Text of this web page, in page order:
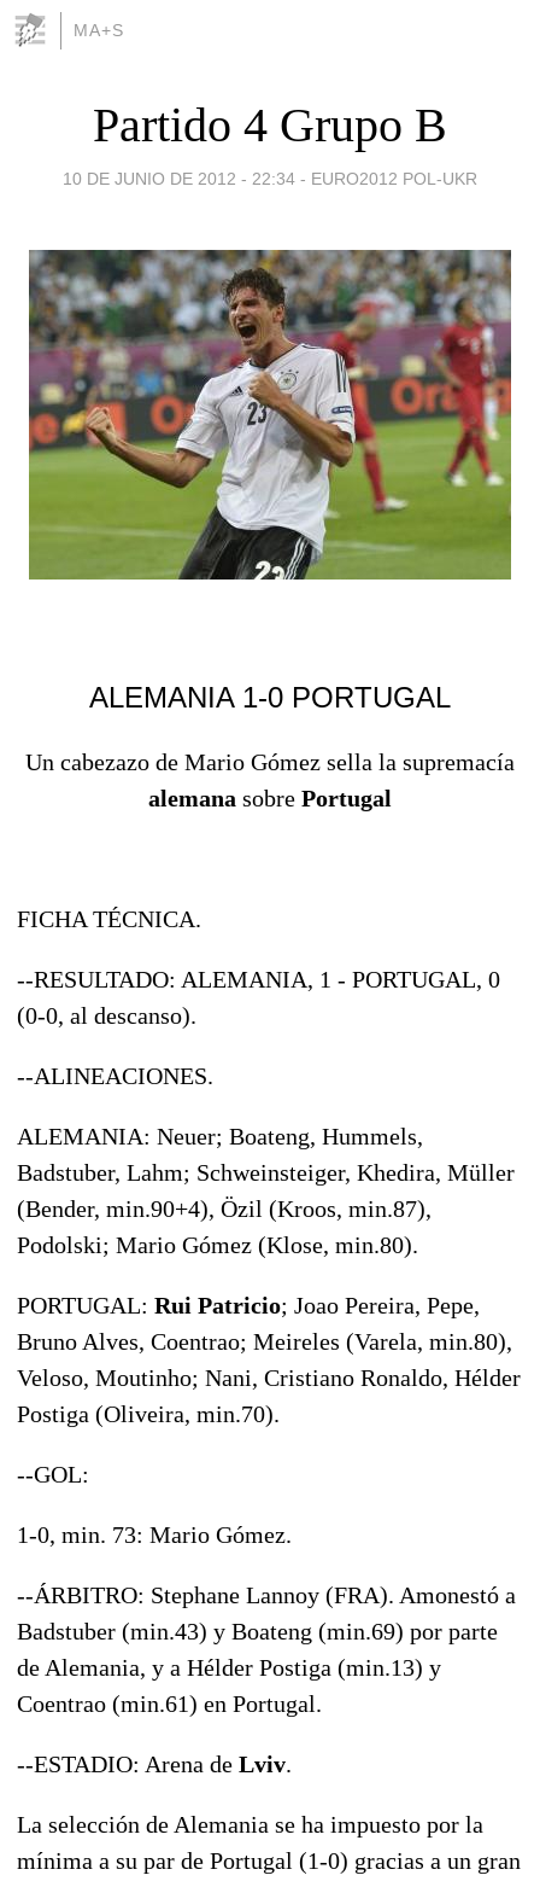
MA+S
Partido 4 Grupo B
10 DE JUNIO DE 2012 - 22:34 - EURO2012 POL-UKR
ALEMANIA 1-0 PORTUGAL
Un cabezazo de Mario Gómez sella la supremacía
alemana sobre Portugal
FICHA TÉCNICA.
--RESULTADO: ALEMANIA, 1 - PORTUGAL, 0
(0-0, al descanso).
--ALINEACIONES.
ALEMANIA: Neuer; Boateng, Hummels,
Badstuber, Lahm; Schweinsteiger, Khedira, Müller
(Bender, min.90+4), Özil (Kroos, min.87),
Podolski; Mario Gómez (Klose, min.80).
PORTUGAL: Rui Patricio; Joao Pereira, Pepe,
Bruno Alves, Coentrao; Meireles (Varela, min.80),
Veloso, Moutinho; Nani, Cristiano Ronaldo, Hélder
Postiga (Oliveira, min.70).
--GOL:
1-0, min. 73: Mario Gómez.
--ÁRBITRO: Stephane Lannoy (FRA). Amonestó a
Badstuber (min.43) y Boateng (min.69) por parte
de Alemania, y a Hélder Postiga (min.13) y
Coentrao (min.61) en Portugal.
--ESTADIO: Arena de Lviv.
La selección de Alemania se ha impuesto por la
mínima a su par de Portugal (1-0) gracias a un gran